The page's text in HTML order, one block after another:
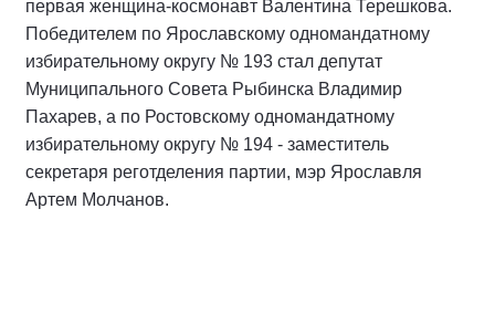
первая женщина-космонавт Валентина Терешкова.
Победителем по Ярославскому одномандатному
избирательному округу № 193 стал депутат
Муниципального Совета Рыбинска Владимир
Пахарев, а по Ростовскому одномандатному
избирательному округу № 194 - заместитель
секретаря реготделения партии, мэр Ярославля
Артем Молчанов.